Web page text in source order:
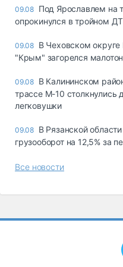
09.08 Под Ярославлем на
опрокинулся в тройном
09.08 В Чеховском
"Крым" загорелся
09.08 В Калининском
трассе М-10 столкнулись
легковушки
09.08 В Рязанской
грузооборот на 12,5% за
Все новости